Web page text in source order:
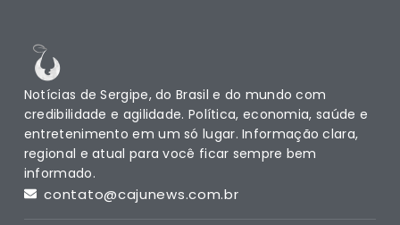
Notícias de Sergipe, do Brasil e do mundo com
credibilidade e agilidade. Política, economia, saúde e
entretenimento em um só lugar. Informação clara,
regional e atual para você ficar sempre bem
informado.
contato@cajunews.com.br